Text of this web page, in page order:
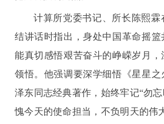
计算所党委书记、所长陈熙霖
结讲话时指出，身处中国革命摇
能真切感悟艰苦奋斗的峥嵘岁月
领悟。他强调要深学细悟《星星
泽东同志经典著作，始终牢记“勿
愧今天的使命担当，不负明天的伟